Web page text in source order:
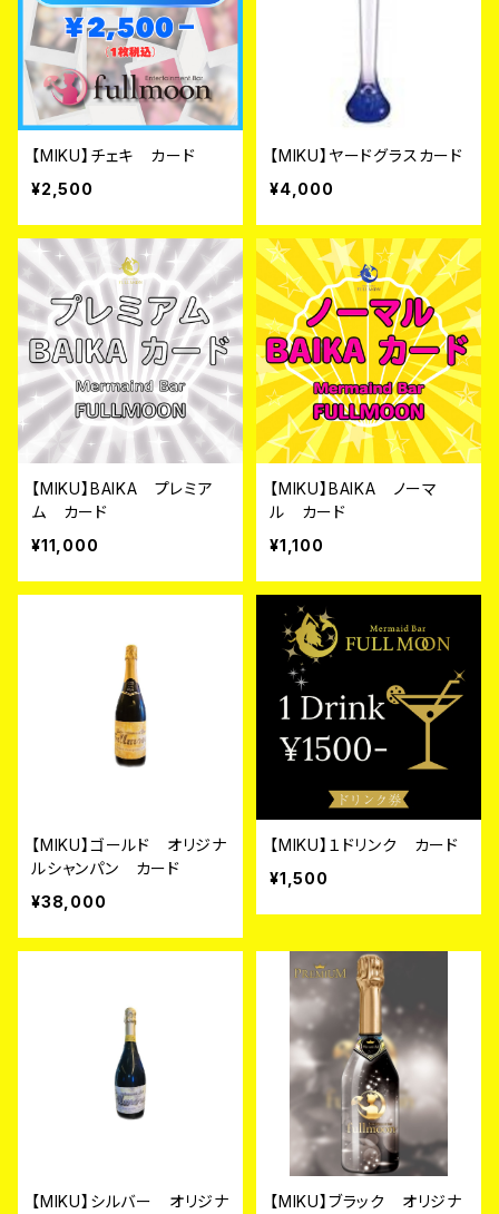
【MIKU】チェキ カード
¥2,500
【MIKU】ヤードグラスカード
¥4,000
【MIKU】BAIKA プレミア
ム カード
¥11,000
【MIKU】BAIKA ノーマ
ル カード
¥1,100
【MIKU】ゴールド オリジナ
ルシャンパン カード
¥38,000
【MIKU】１ドリンク カード
¥1,500
【MIKU】シルバー オリジナ
【MIKU】ブラック オリジナ